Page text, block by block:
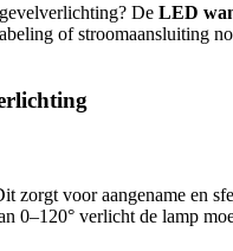
De LED
of stroomaansluiting
zorgt voor aangename en
0–120° verlicht de lamp